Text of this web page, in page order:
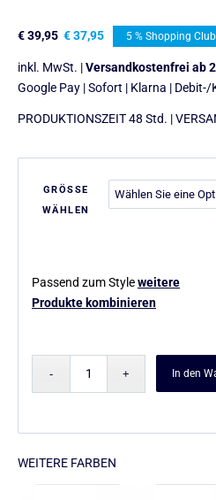
€39,95 €37,95 5 % Shopping Club
inkl. MwSt. |Versandkostenfrei ab
Google Pay | Sofort | Klarna |
PRODUKTIONSZEIT 48 Std. |
GRÖSSE
WÄHLEN
Passend zum Styleweitere
Produkte kombinieren
In den
WEITERE FARBEN